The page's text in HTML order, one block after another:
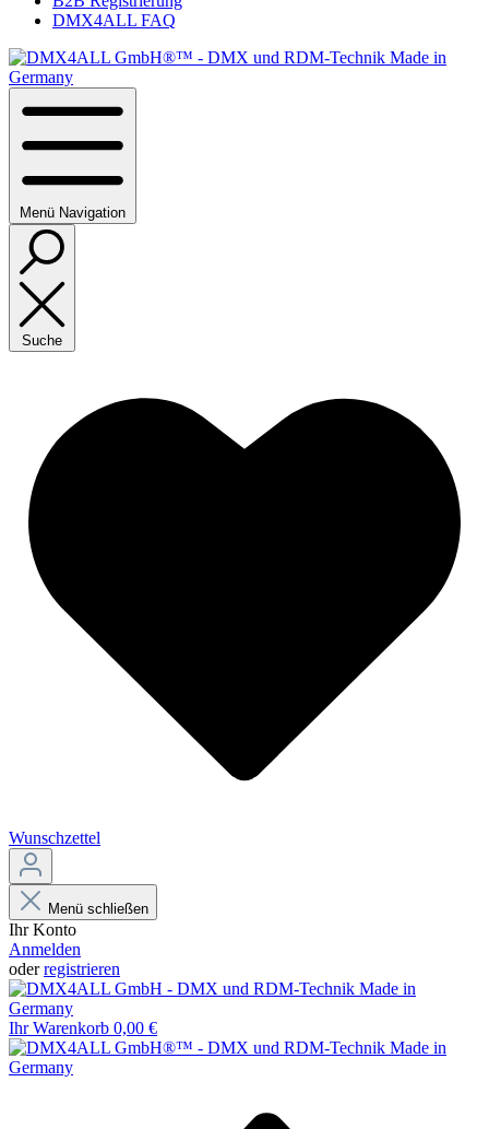
DMX4ALL FAQ
Menü Navigation
Suche
Wunschzettel
Menü schließen
Ihr Konto
Anmelden
oderregistrieren
Ihr Warenkorb 0,00 €